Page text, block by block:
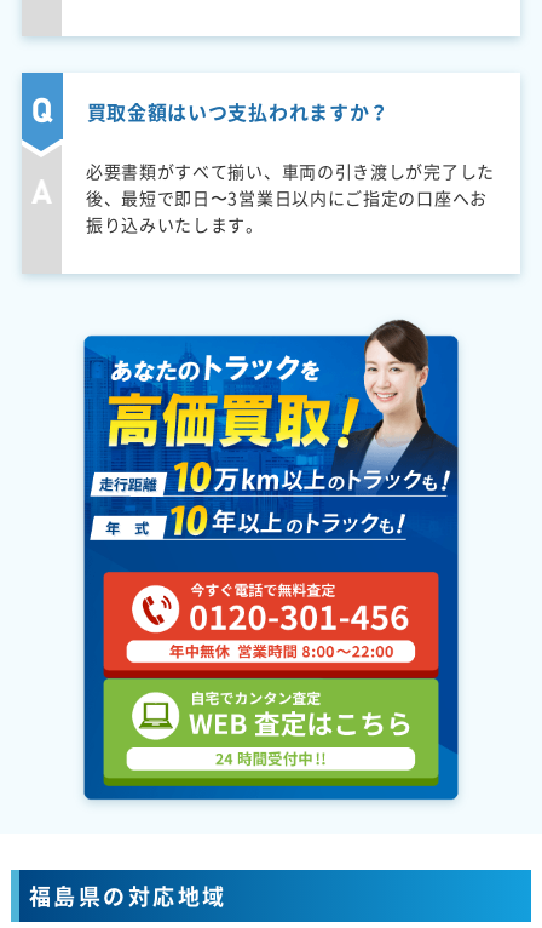
買取金額はいつ支払われますか？
必要書類がすべて揃い、車両の引き渡しが完了した
後、最短で即日〜3営業日以内にご指定の口座へお
振り込みいたします。
福島県の対応地域